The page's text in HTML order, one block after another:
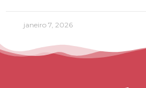
janeiro 7, 2026